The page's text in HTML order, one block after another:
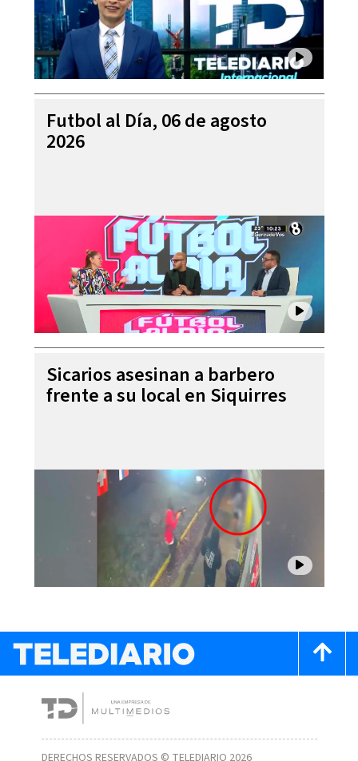
Futbol al Día, 06 de agosto
2026
Sicarios asesinan a barbero
frente a su local en Siquirres
DERECHOS RESERVADOS © TELEDIARIO 2026